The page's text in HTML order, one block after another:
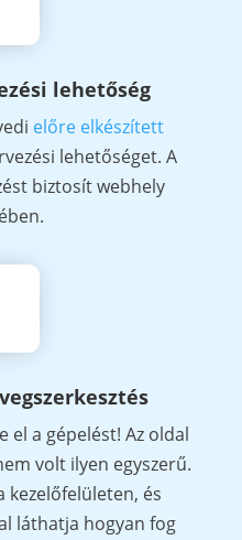
lehetőség
előre elkészített
lehetőséget. A
biztosít webhely
el a gépelést! Az oldal
volt ilyen egyszerű.
kezelőfelületen, és
láthatja hogyan fog